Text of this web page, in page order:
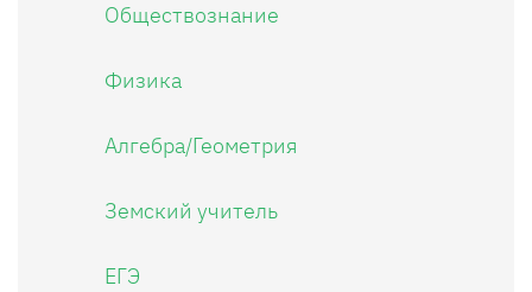
Обществознание
Физика
Алгебра/Геометрия
Земский учитель
ЕГЭ